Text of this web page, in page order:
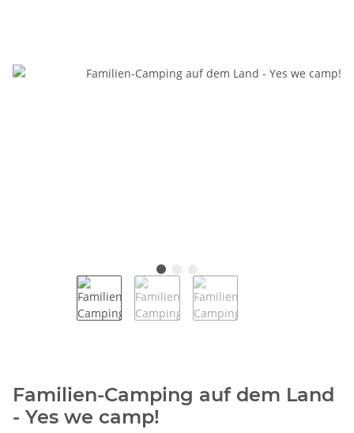
Familien-Camping auf dem Land
- Yes we camp!